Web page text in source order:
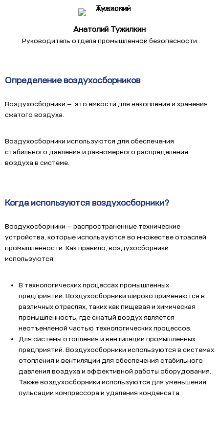
Анатолий Тужилкин
Руководитель отдела промышленной безопасности
Определение воздухосборников
Воздухосборники — это емкости для накопления и хранения
сжатого воздуха.
Воздухосборники используются для обеспечения
стабильного давления и равномерного распределения
воздуха в системе.
Когда используются воздухосборники?
Воздухосборники — распространенные технические
устройства, которые используются во множестве отраслей
промышленности. Как правило, воздухосборники
используются:
В технологических процессах промышленных
предприятий. Воздухосборники широко применяются в
различных отраслях, таких как пищевая и химическая
промышленность, где сжатый воздух является
неотъемлемой частью технологических процессов.
Для системы отопления и вентиляции промышленных
предприятий. Воздухосборники используются в системах
отопления и вентиляции для обеспечения стабильного
давления воздуха и эффективной работы оборудования.
Также воздухосборники используются для уменьшения
пульсации компрессора и удаления конденсата.